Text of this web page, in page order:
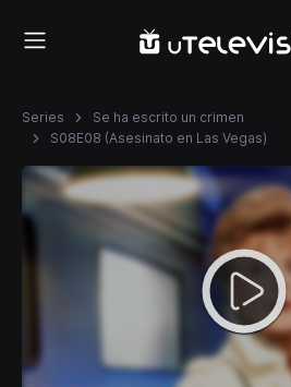
Series
Se ha escrito un crimen
S08E08 (Asesinato en Las Vegas)